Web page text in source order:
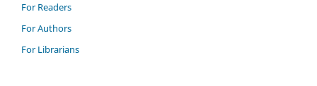
For Readers
For Authors
For Librarians